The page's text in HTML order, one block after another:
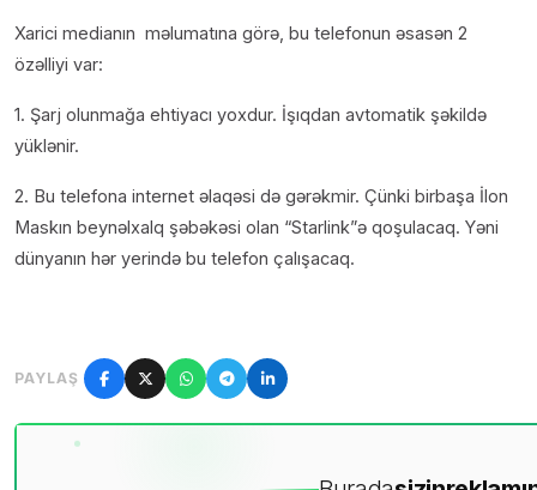
Xarici medianın məlumatına görə, bu telefonun əsasən 2
özəlliyi var:
1. Şarj olunmağa ehtiyacı yoxdur. İşıqdan avtomatik şəkildə
yüklənir.
2. Bu telefona internet əlaqəsi də gərəkmir. Çünki birbaşa İlon
Maskın beynəlxalq şəbəkəsi olan “Starlink”ə qoşulacaq. Yəni
dünyanın hər yerində bu telefon çalışacaq.
PAYLAŞ